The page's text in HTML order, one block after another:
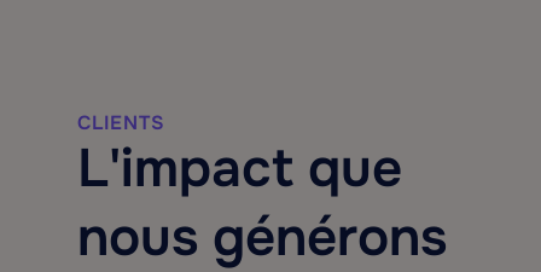
CLIENTS
L'impact que
nous générons